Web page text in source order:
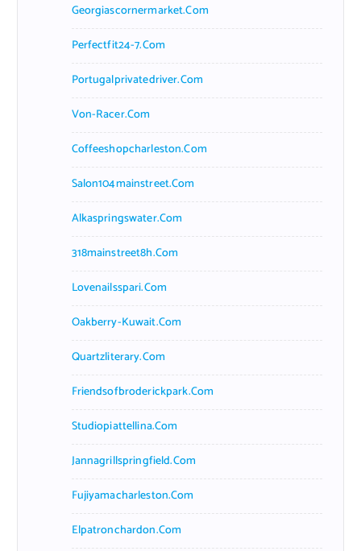
Georgiascornermarket.com
Perfectfit24-7.com
Portugalprivatedriver.com
Von-Racer.com
Coffeeshopcharleston.com
Salon104mainstreet.com
Alkaspringswater.com
318mainstreet8h.com
Lovenailsspari.com
Oakberry-Kuwait.com
Quartzliterary.com
Friendsofbroderickpark.com
Studiopiattellina.com
Jannagrillspringfield.com
Fujiyamacharleston.com
Elpatronchardon.com